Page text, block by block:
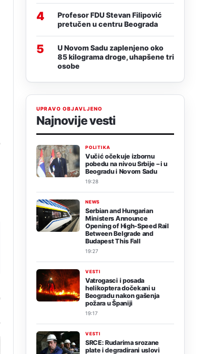
4
Profesor FDU Stevan Filipović
pretučen u centru Beograda
5
U Novom Sadu zaplenjeno oko
85 kilograma droge, uhapšene tri
osobe
UPRAVO OBJAVLJENO
Najnovije vesti
POLITIKA
Vučić očekuje izbornu
pobedu na nivou Srbije – i u
Beogradu i Novom Sadu
19:28
NEWS
Serbian and Hungarian
Ministers Announce
Opening of High-Speed Rail
Between Belgrade and
Budapest This Fall
19:27
VESTI
Vatrogasci i posada
helikoptera dočekani u
Beogradu nakon gašenja
požara u Španiji
19:17
VESTI
SRCE: Rudarima srozane
plate i degradirani uslovi